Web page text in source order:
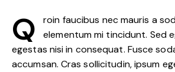
Q
roin faucibus nec mauris a
elementum mi tincidunt. Sed
egestas nisi in consequat. Fusce
accumsan. Cras sollicitudin, ipsum